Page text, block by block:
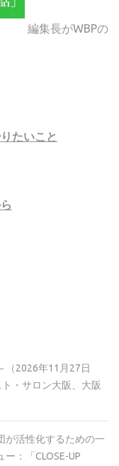
編集長がWBPの
たいこと
（2026年11月27日
・サロン大阪、大阪
が活性化するための一
：「CLOSE-UP